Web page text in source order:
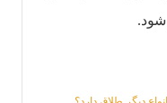
شود.